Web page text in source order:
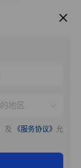
服务推荐
及 《服务协议》 允